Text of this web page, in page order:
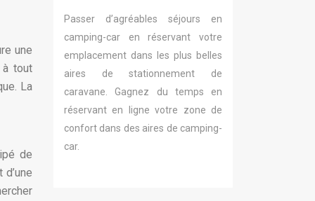
une
tout
La
de
Passer d’agréables séjours en
camping-car en réservant votre
emplacement dans les plus belles
aires de stationnement de
caravane. Gagnez du temps en
réservant en ligne votre zone de
confort dans des aires de camping-
car.